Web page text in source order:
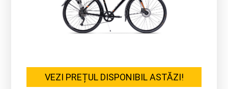
VEZI PREȚUL DISPONIBIL ASTĂZI!